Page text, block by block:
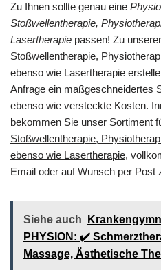
Zu Ihnen sollte genau eine
Stoßwellentherapie,
Lasertherapie passen! Zu
Stoßwellentherapie,
ebenso wie Lasertherapie
Anfrage ein maßgeschneidertes
ebenso wie versteckte Kosten.
bekommen Sie unser Sortiment
Stoßwellentherapie,
ebenso wie Lasertherapie,
Email oder auf Wunsch per Post
Siehe auch
PHYSION: ✔️
Massage, Ästhetische